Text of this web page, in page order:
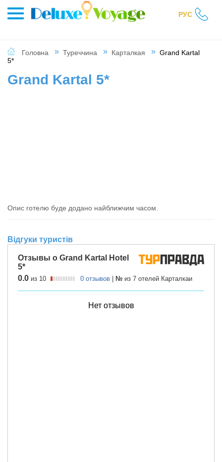
РУС
Головна Туреччина Карталкая
Grand Kartal
5*
Grand Kartal 5*
Опис готелю буде додано найближчим часом.
Відгуки туристів